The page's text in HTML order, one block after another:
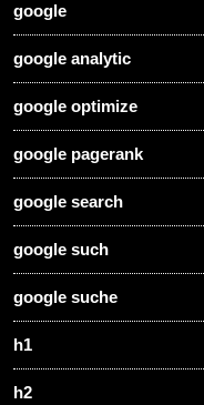
google
google analytic
google optimize
google pagerank
google search
google such
google suche
h1
h2